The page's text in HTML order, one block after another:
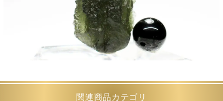
関連商品カテゴリ